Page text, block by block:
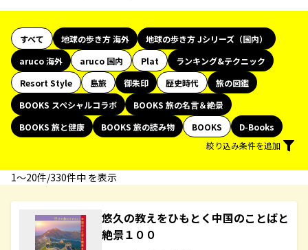
すべて 地球の歩き方 海外
地球の歩き方 Jシリーズ（国内）
aruco 海外
aruco 国内 Plat
ランキング&テクニック
Resort Style
島旅 御朱印 歴史時代
旅の図鑑
BOOKS スペシャルコラボ
BOOKS 旅の名言＆絶景
BOOKS 旅と健康
BOOKS 旅の読み物 BOOKS
D-Books
絞り込み条件を追加
1〜20件/330件中 を表示
悠久の教えをひもとく中国のことばと
絶景１００